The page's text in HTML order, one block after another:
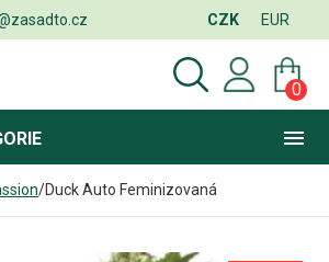
CZK EUR
0
/Duck Auto Feminizovaná